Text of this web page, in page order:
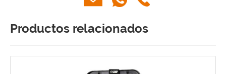
Productos relacionados